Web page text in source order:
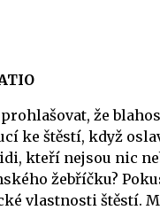
že
ke štěstí, když
kteří nejsou nic
žebříčku?
vlastnosti štěstí.